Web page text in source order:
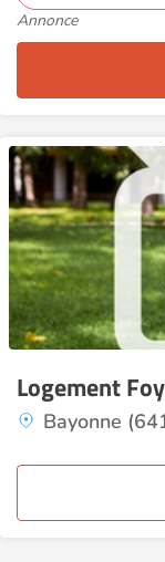
Annonce
Logement
Bayonne